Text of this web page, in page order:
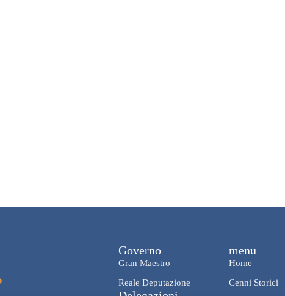
Governo
Gran Maestro
Reale Deputazione
menu
Home
Cenni Storici